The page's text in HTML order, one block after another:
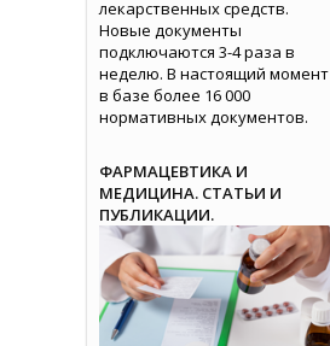
лекарственных средств.
Новые документы
подключаются 3-4 раза в
неделю. В настоящий момент
в базе более 16 000
нормативных документов.
ФАРМАЦЕВТИКА И
МЕДИЦИНА. СТАТЬИ И
ПУБЛИКАЦИИ.